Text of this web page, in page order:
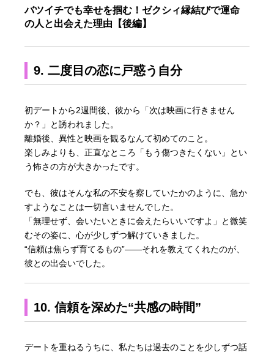
バツイチでも幸せを掴む！ゼクシィ縁結びで運命
の人と出会えた理由【後編】
9. 二度目の恋に戸惑う自分
初デートから2週間後、彼から「次は映画に行きません
か？」と誘われました。
離婚後、異性と映画を観るなんて初めてのこと。
楽しみよりも、正直なところ「もう傷つきたくない」とい
う怖さの方が大きかったです。
でも、彼はそんな私の不安を察していたかのように、急か
すようなことは一切言いませんでした。
「無理せず、会いたいときに会えたらいいですよ」と微笑
むその姿に、心が少しずつ解けていきました。
“信頼は焦らず育てるもの”――それを教えてくれたのが、
彼との出会いでした。
10. 信頼を深めた“共感の時間”
デートを重ねるうちに、私たちは過去のことを少しずつ話